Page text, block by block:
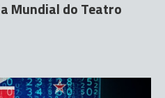
Mundial do Teatro